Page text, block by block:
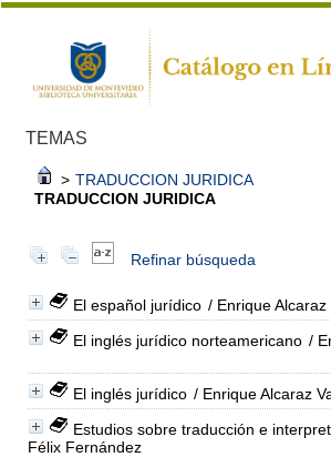
TEMAS
> TRADUCCION JURIDICA
TRADUCCION JURIDICA
Refinar búsqueda
El español jurídico / Enrique Alcaraz
El inglés jurídico norteamericano /
El inglés jurídico / Enrique Alcaraz
Estudios sobre traducción e
Félix Fernández